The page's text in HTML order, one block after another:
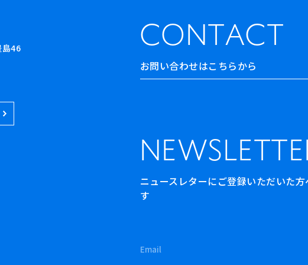
CONTACT
お問い合わせはこちらから
ニュースレターにご登録いただいた
す
島46